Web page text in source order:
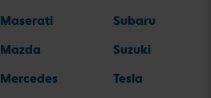
Maserati
Mazda
Mercedes
Subaru
Suzuki
Tesla